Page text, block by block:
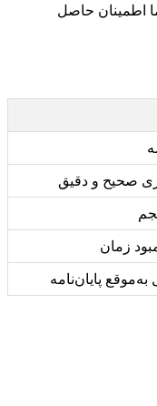
اطمینان حاصل
صحیح و دقیق
زمان
به‌موقع پایان‌نامه